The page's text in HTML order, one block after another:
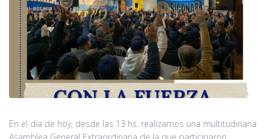
En el día de hoy, desde las 13 hs. realizamos una multitudinaria